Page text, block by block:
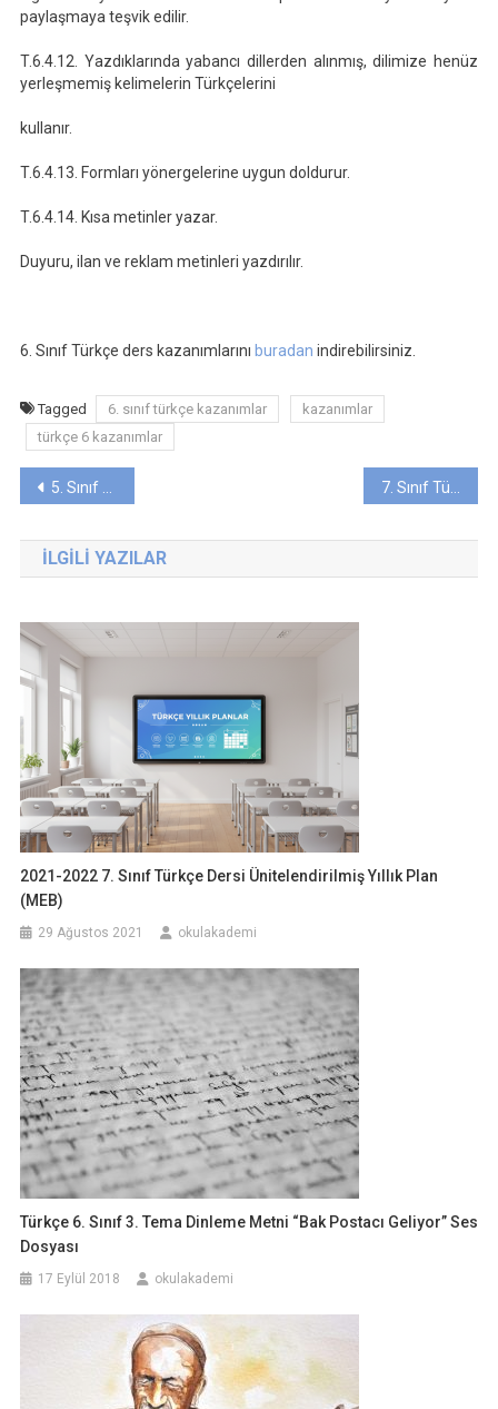
paylaşmaya teşvik edilir.
T.6.4.12. Yazdıklarında yabancı dillerden alınmış, dilimize henüz
yerleşmemiş kelimelerin Türkçelerini
kullanır.
T.6.4.13. Formları yönergelerine uygun doldurur.
T.6.4.14. Kısa metinler yazar.
Duyuru, ilan ve reklam metinleri yazdırılır.
6. Sınıf Türkçe ders kazanımlarını buradan indirebilirsiniz.
Tagged 6. sınıf türkçe kazanımlar
kazanımlar
türkçe 6 kazanımlar
Yazı
gezinmesi
5. Sınıf Türkçe Ders Kazanımları
İLGILI YAZILAR
2021-2022 7. Sınıf Türkçe Dersi Ünitelendirilmiş Yıllık Plan
(MEB)
29 Ağustos 2021 okulakademi
Türkçe 6. Sınıf 3. Tema Dinleme Metni “Bak Postacı Geliyor” Ses
Dosyası
17 Eylül 2018 okulakademi